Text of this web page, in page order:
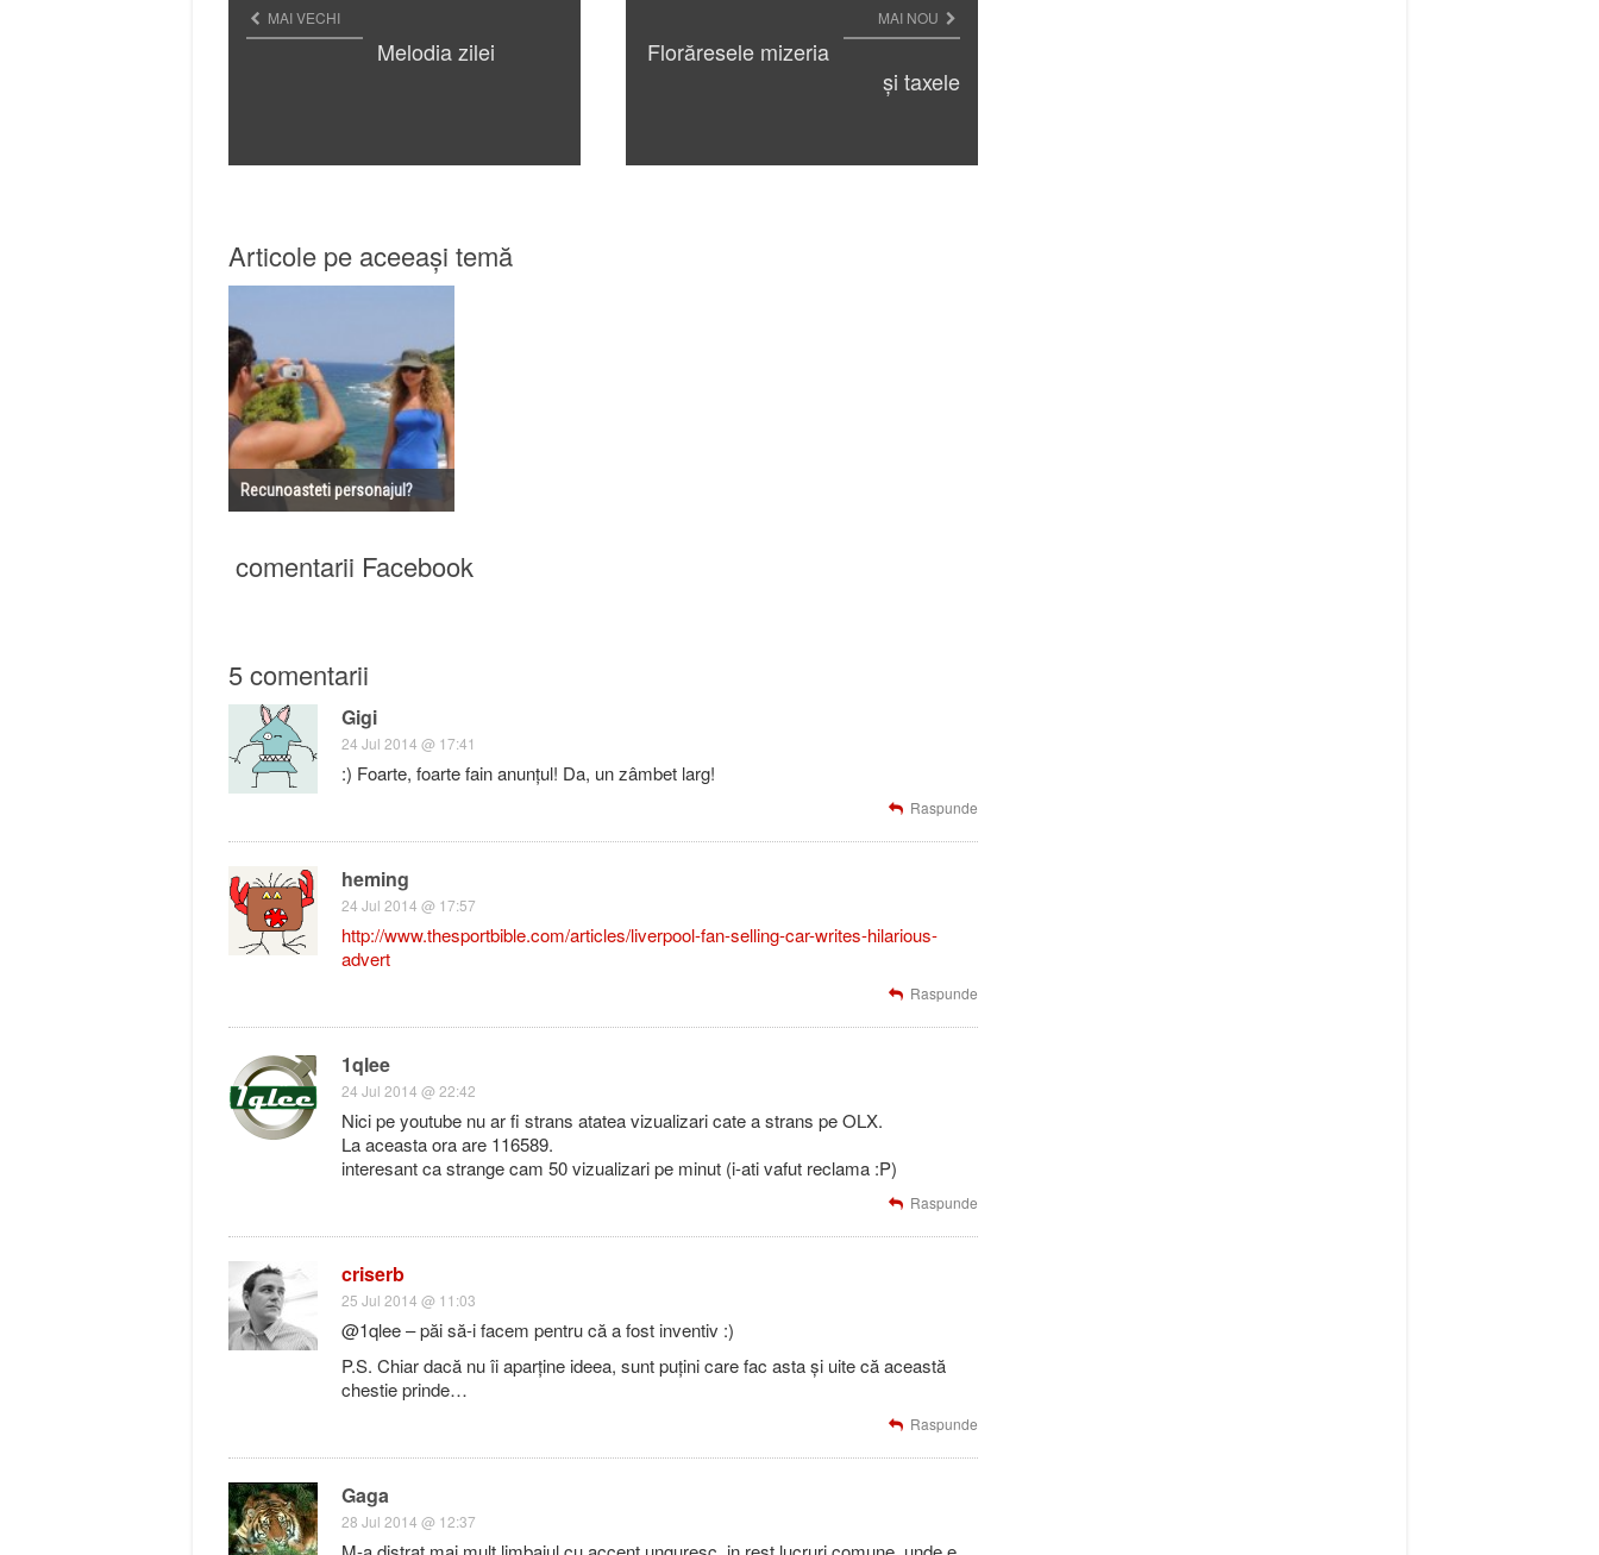
MAI VECHI
Melodia zilei
MAI NOU
Florăresele mizeria
și taxele
Articole pe aceeași temă
Recunoasteti personajul?
comentarii Facebook
5 comentarii
Gigi
24 Jul 2014 @ 17:41
:) Foarte, foarte fain anunțul! Da, un zâmbet larg!
Raspunde
heming
24 Jul 2014 @ 17:57
http://www.thesportbible.com/articles/liverpool-fan-selling-car-writes-hilarious-
advert
Raspunde
1qlee
24 Jul 2014 @ 22:42
Nici pe youtube nu ar fi strans atatea vizualizari cate a strans pe OLX.
La aceasta ora are 116589.
interesant ca strange cam 50 vizualizari pe minut (i-ati vafut reclama :P)
Raspunde
criserb
25 Jul 2014 @ 11:03
@1qlee – păi să-i facem pentru că a fost inventiv :)
P.S. Chiar dacă nu îi aparține ideea, sunt puțini care fac asta și uite că această
chestie prinde…
Raspunde
Gaga
28 Jul 2014 @ 12:37